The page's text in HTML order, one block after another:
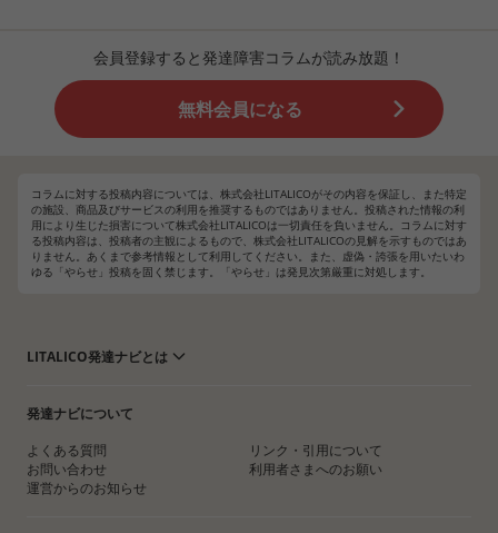
会員登録すると発達障害コラムが読み放題！
無料会員になる
コラムに対する投稿内容については、株式会社LITALICOがその内容を保証し、また特定
の施設、商品及びサービスの利用を推奨するものではありません。投稿された情報の利
用により生じた損害について株式会社LITALICOは一切責任を負いません。コラムに対す
る投稿内容は、投稿者の主観によるもので、株式会社LITALICOの見解を示すものではあ
りません。あくまで参考情報として利用してください。また、虚偽・誇張を用いたいわ
ゆる「やらせ」投稿を固く禁じます。「やらせ」は発見次第厳重に対処します。
LITALICO発達ナビとは
発達ナビについて
よくある質問
お問い合わせ
運営からのお知らせ
リンク・引用について
利用者さまへのお願い